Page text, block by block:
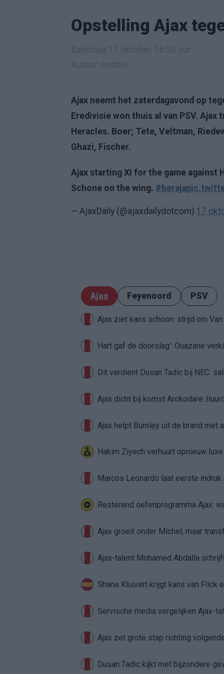
Opstelling Ajax
Ajax neemt het zaterdagavond op
Eredivisie won thuis al van PSV.
Heracles. Boer; Tete, Veltman,
Ghazi, Fischer.
Ajax starting XI for the game against
Schone on the wing. #heraja
— AjaxDaily (@ajaxdailydotcom) 17
Ajax Feyenoord PSV
Ajax ziet kans schoon: strijd om
Hart gaf de doorslag': Ouazane
Dit verdient Dusan Tadic bij NEC:
Ajax dicht bij komst Arokodare:
Ajax helpt Burnley uit de brand met
Hakim Ziyech verhuurt opnieuw
Marcos Leonardo laat eerste
Resterend oefenprogramma Ajax:
Ajax groeit onder Míchel, maar
Ajax-talent Mohamed Abdalla
Shane Kluivert krijgt kans van Flick
Servische media vergelijken Ajax-
Ajax zet grote stap richting
Dusan Tadic kijkt met bijzondere